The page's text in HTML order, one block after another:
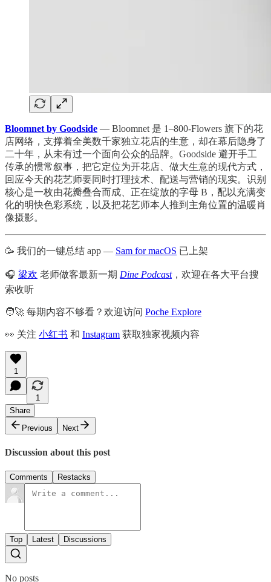
Bloomnet by Goodside — Bloomnet 是 1–800-Flowers 旗下的花
店网络，支撑着全美数千家独立花店的生意，却在幕后隐身了
二十年，从未有过一个面向公众的品牌。Goodside 避开手工
传承的惯常叙事，把它定位为开花店、做大生意的现代方式，
回应今天的花艺师要同时打理技术、配送与营销的现实。识别
核心是一枚由花瓣叠合而成、正在绽放的字母 B，配以充满变
化的明快色彩系统，以及把花艺师本人推到主角位置的温暖肖
像摄影。
🥳 我们的一键总结 app — Sam for macOS 已上架
🎧 梁欢 老师做客最新一期 Dine Podcast，欢迎在各大平台搜
索收听
🧑‍🚀 每期内容不够看？欢迎访问 Poche Explore
👀 关注 小红书 和 Instagram 获取独家视频内容
1
1
Share
Previous
Next
Discussion about this post
Comments Restacks
Top Latest Discussions
No posts